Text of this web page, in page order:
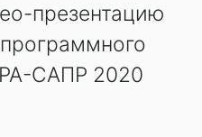
презентацию
САПР 2020